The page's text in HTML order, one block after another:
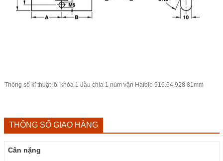
Thông số kĩ thuật lõi khóa 1 đầu chìa 1 núm vặn Hafele 916.64.928 81mm
THÔNG SỐ GIAO HÀNG
Cân nặng